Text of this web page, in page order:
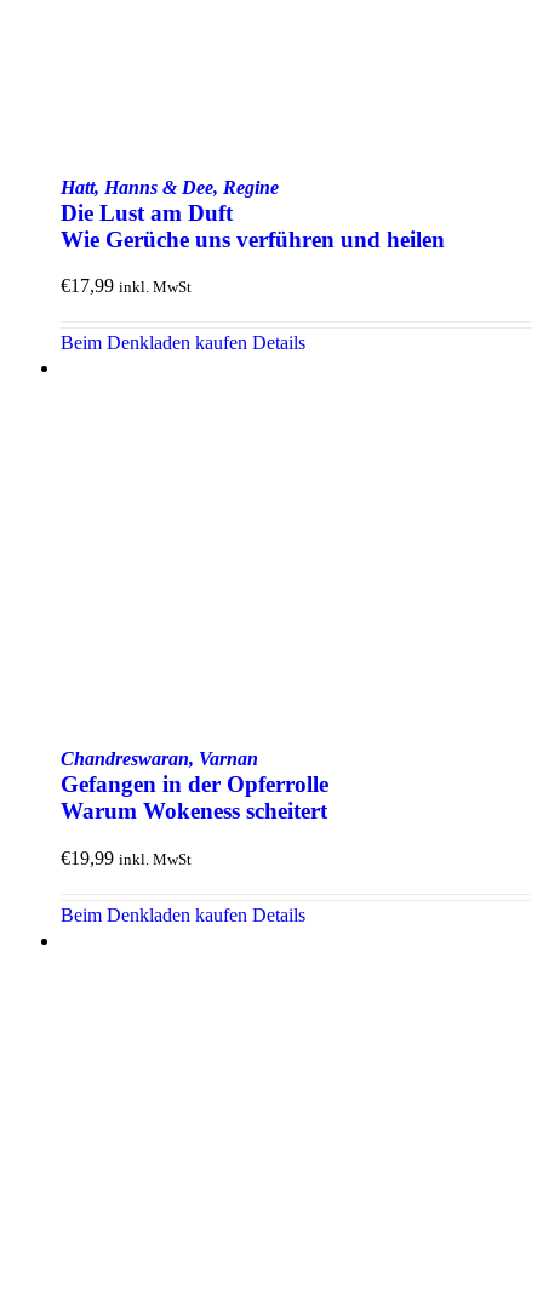
Hatt, Hanns & Dee, Regine
Die Lust am Duft
Wie Gerüche uns verführen und heilen
€17,99 inkl. MwSt
Beim Denkladen kaufen Details
Chandreswaran, Varnan
Gefangen in der Opfer­rolle
Warum Woke­ness scheitert
€19,99 inkl. MwSt
Beim Denkladen kaufen Details